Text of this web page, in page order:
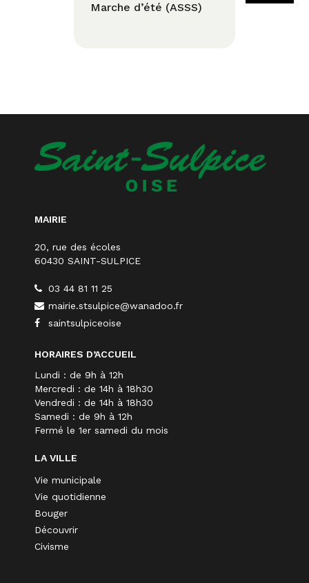
Marche d’été (ASSS) Fête
MAIRIE
20, rue des écoles
60430 SAINT-SULPICE
03 44 81 11 25
mairie.stsulpice@wanadoo.fr
saintsulpiceoise
HORAIRES D’ACCUEIL
Lundi : de 9h à 12h
Mercredi : de 14h à 18h30
Vendredi : de 14h à 18h30
Samedi : de 9h à 12h
Fermé le 1er samedi du mois
LA VILLE
Vie municipale
Vie quotidienne
Bouger
Découvrir
Civisme